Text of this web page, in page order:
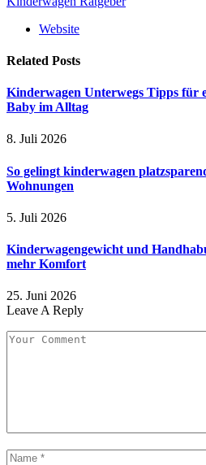
Website
Related Posts
Kinderwagen Unterwegs Tipps für
Baby im Alltag
8. Juli 2026
So gelingt kinderwagen
Wohnungen
5. Juli 2026
Kinderwagengewicht und
mehr Komfort
25. Juni 2026
Leave A Reply